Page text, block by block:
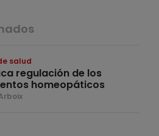
salud
regulación de los
homeopáticos